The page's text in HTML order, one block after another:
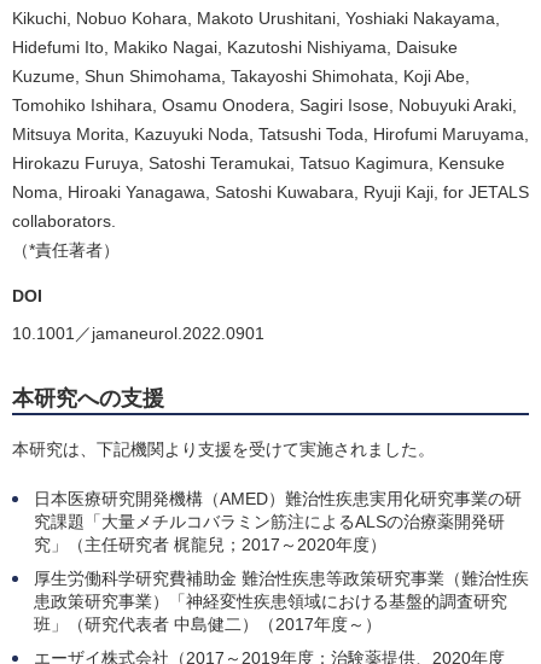
Kikuchi, Nobuo Kohara, Makoto Urushitani, Yoshiaki Nakayama,
Hidefumi Ito, Makiko Nagai, Kazutoshi Nishiyama, Daisuke
Kuzume, Shun Shimohama, Takayoshi Shimohata, Koji Abe,
Tomohiko Ishihara, Osamu Onodera, Sagiri Isose, Nobuyuki Araki,
Mitsuya Morita, Kazuyuki Noda, Tatsushi Toda, Hirofumi Maruyama,
Hirokazu Furuya, Satoshi Teramukai, Tatsuo Kagimura, Kensuke
Noma, Hiroaki Yanagawa, Satoshi Kuwabara, Ryuji Kaji, for JETALS
collaborators.
（*責任著者）
DOI
10.1001／jamaneurol.2022.0901
本研究への支援
本研究は、下記機関より支援を受けて実施されました。
日本医療研究開発機構（AMED）難治性疾患実用化研究事業の研
究課題「大量メチルコバラミン筋注によるALSの治療薬開発研
究」（主任研究者 梶龍兒；2017～2020年度）
厚生労働科学研究費補助金 難治性疾患等政策研究事業（難治性疾
患政策研究事業）「神経変性疾患領域における基盤的調査研究
班」（研究代表者 中島健二）（2017年度～）
エーザイ株式会社（2017～2019年度：治験薬提供、2020年度